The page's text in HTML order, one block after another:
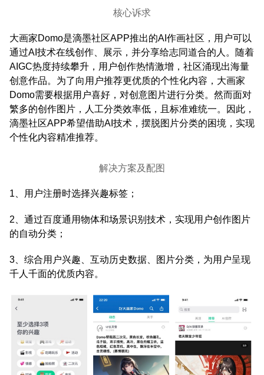
核心诉求
大画家Domo是滴墨社区APP推出的AI作画社区，用户可以
通过AI技术在线创作、展示，并分享给志同道合的人。随着
AIGC热度持续攀升，用户创作热情激增，社区涌现出海量
创意作品。为了向用户推荐更优质的个性化内容，大画家
Domo需要根据用户喜好，对创意图片进行分类。然而面对
繁多的创作图片，人工分类效率低，且标准难统一。因此，
滴墨社区APP希望借助AI技术，摆脱图片分类的困境，实现
个性化内容精准推荐。
解决方案及配图
1、用户注册时选择兴趣标签；
2、通过百度通用物体和场景识别技术，实现用户创作图片
的自动分类；
3、综合用户兴趣、互动历史数据、图片分类，为用户呈现
千人千面的优质内容。